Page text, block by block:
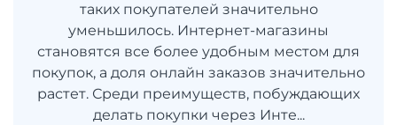
таких покупателей значительно
уменьшилось. Интернет-магазины
становятся все более удобным местом для
покупок, а доля онлайн заказов значительно
растет. Среди преимуществ, побуждающих
делать покупки через Инте...